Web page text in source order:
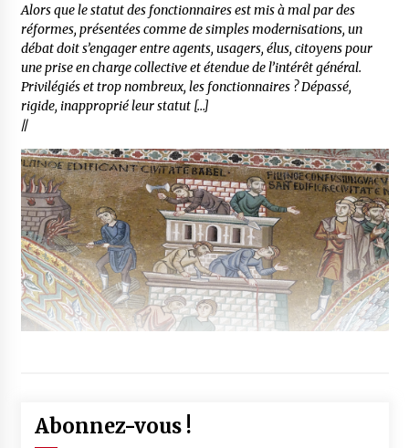
Alors que le statut des fonctionnaires est mis à mal par des
réformes, présentées comme de simples modernisations, un
débat doit s’engager entre agents, usagers, élus, citoyens pour
une prise en charge collective et étendue de l’intérêt général.
Privilégiés et trop nombreux, les fonctionnaires ? Dépassé,
rigide, inapproprié leur statut […]
//
Abonnez-vous !